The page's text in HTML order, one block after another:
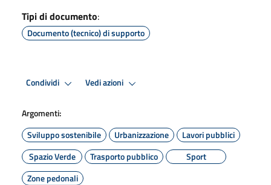
Tipi di documento:
Documento (tecnico) di supporto
Condividi Vedi azioni
Argomenti:
Sviluppo sostenibile
Urbanizzazione
Lavori pubblici
Spazio Verde
Trasporto pubblico
Sport
Zone pedonali